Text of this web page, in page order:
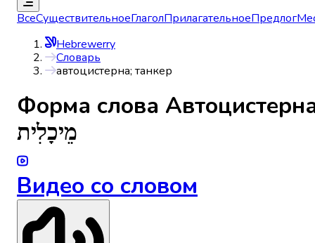
ВсеСуществительноеГлаголПрилагательноеПредлог
Hebrewerry
Словарь
автоцистерна; танкер
Форма слова
מֵיכָלִית
Видео со словом